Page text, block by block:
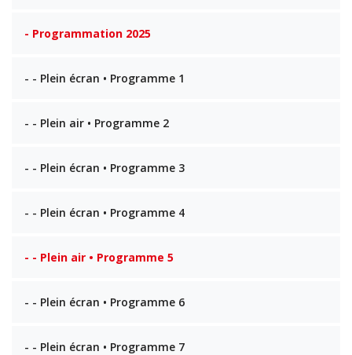
- Programmation 2025
- - Plein écran • Programme 1
- - Plein air • Programme 2
- - Plein écran • Programme 3
- - Plein écran • Programme 4
- - Plein air • Programme 5
- - Plein écran • Programme 6
- - Plein écran • Programme 7